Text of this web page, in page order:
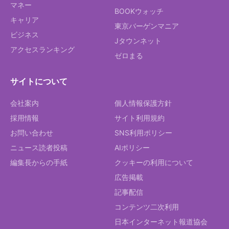
マネー
キャリア
ビジネス
アクセスランキング
BOOKウォッチ
東京バーゲンマニア
Jタウンネット
ゼロまる
サイトについて
会社案内
採用情報
お問い合わせ
ニュース読者投稿
編集長からの手紙
個人情報保護方針
サイト利用規約
SNS利用ポリシー
AIポリシー
クッキーの利用について
広告掲載
記事配信
コンテンツ二次利用
日本インターネット報道協会